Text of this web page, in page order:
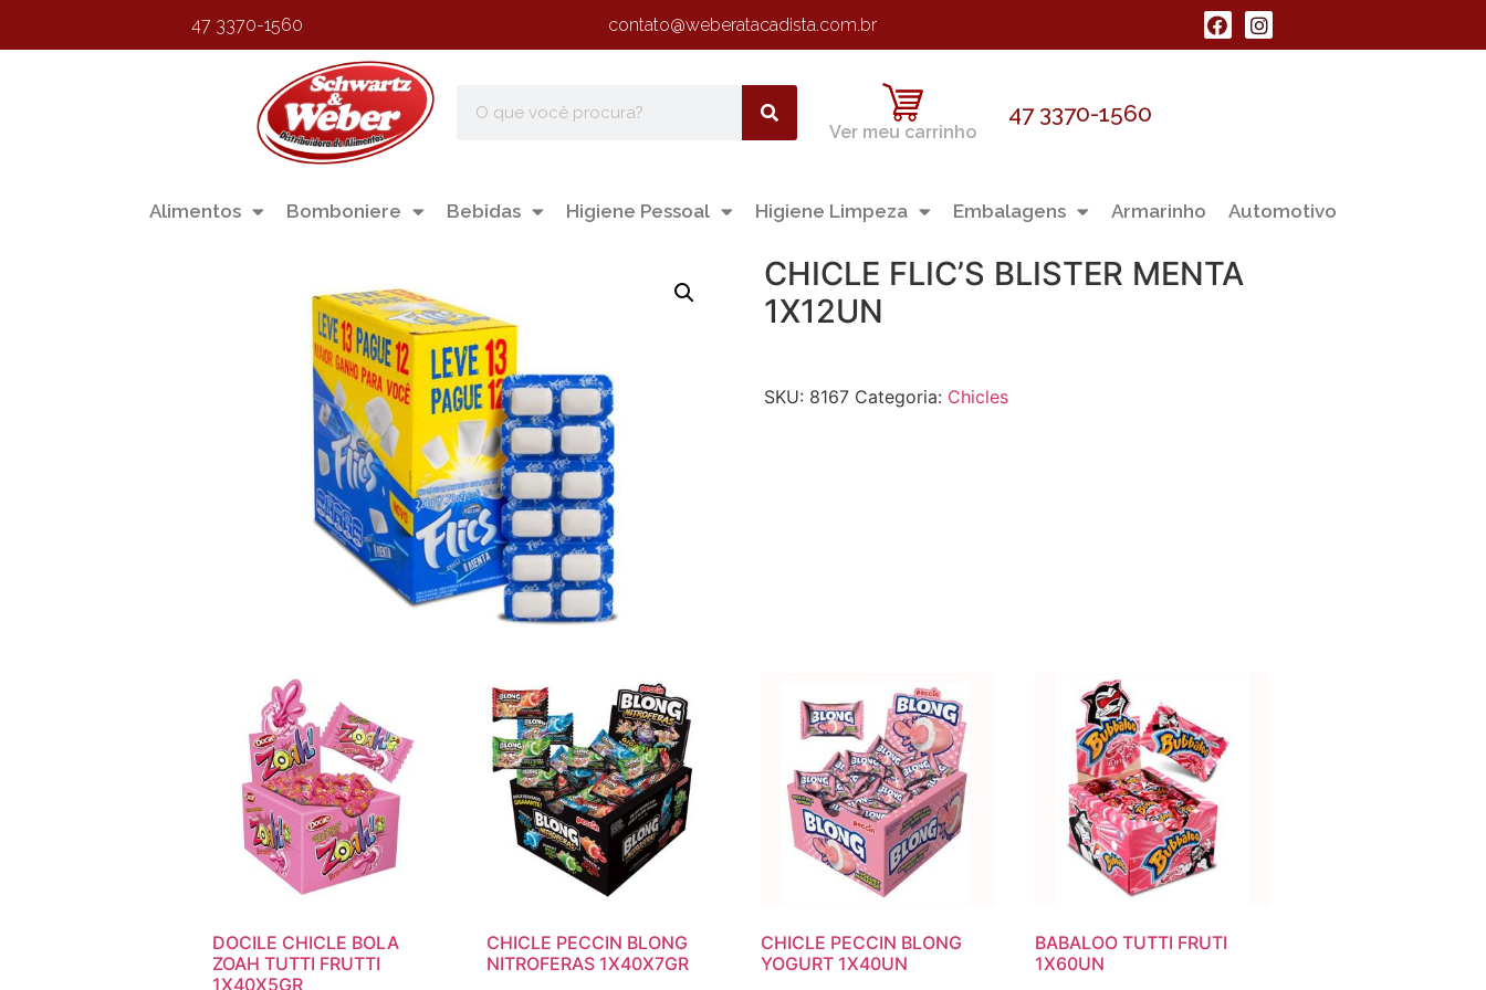
47 3370-1560 contato@weberatacadista.com.br
Ver meu carrinho
47 3370-1560
Alimentos Bomboniere Bebidas Higiene Pessoal Higiene Limpeza Embalagens Armarinho Automotivo
CHICLE FLIC’S BLISTER MENTA
1X12UN
SKU: 8167 Categoria: Chicles
DOCILE CHICLE BOLA
ZOAH TUTTI FRUTTI
1X40X5GR
CHICLE PECCIN BLONG
NITROFERAS 1X40X7GR
CHICLE PECCIN BLONG
YOGURT 1X40UN
BABALOO TUTTI FRUTI
1X60UN